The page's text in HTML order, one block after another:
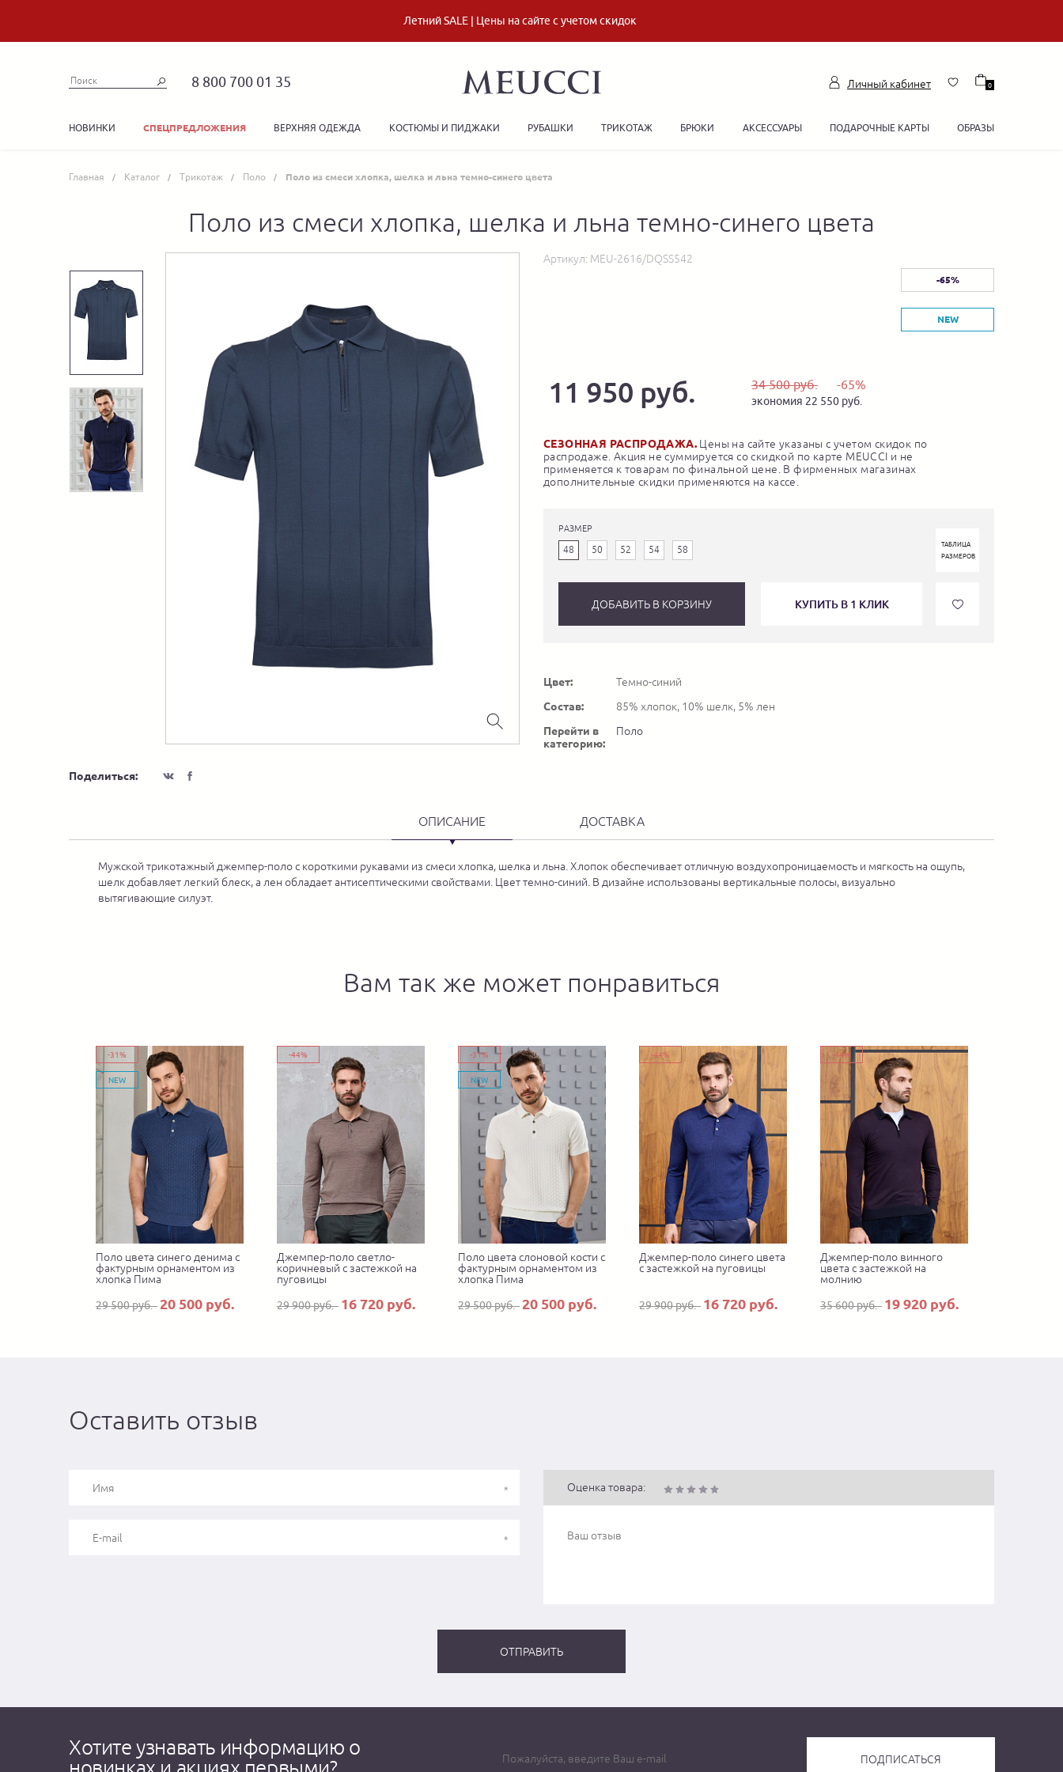
Летний SALE | Цены на сайте с учетом скидок
8 800 700 01 35 Личный кабинет 0
НОВИНКИ СПЕЦПРЕДЛОЖЕНИЯ ВЕРХНЯЯ ОДЕЖДА КОСТЮМЫ И ПИДЖАКИ РУБАШКИ ТРИКОТАЖ БРЮКИ АКСЕССУАРЫ ПОДАРОЧНЫЕ КАРТЫ ОБРАЗЫ
Главная Каталог Трикотаж Поло Поло из смеси хлопка, шелка и льна темно-синего цвета
Поло из смеси хлопка, шелка и льна темно-синего цвета
Поделиться:
Артикул: MEU-2616/DQSS542
-65%
NEW
11 950 руб. 34 500 руб. -65%
экономия 22 550 руб.
СЕЗОННАЯ РАСПРОДАЖА. Цены на сайте указаны с учетом скидок по
распродаже. Акция не суммируется со скидкой по карте MEUCCI и не
применяется к товарам по финальной цене. В фирменных магазинах
дополнительные скидки применяются на кассе.
РАЗМЕР
48 50 52 54 58
ТАБЛИЦА
РАЗМЕРОВ
ДОБАВИТЬ В КОРЗИНУ КУПИТЬ В 1 КЛИК
Цвет:
Темно-синий
Состав:
85% хлопок, 10% шелк, 5% лен
Перейти в
категорию:
Поло
ОПИСАНИЕ ДОСТАВКА
Мужской трикотажный джемпер-поло с короткими рукавами из смеси хлопка, шелка и льна. Хлопок обеспечивает отличную воздухопроницаемость и мягкость на ощупь,
шелк добавляет легкий блеск, а лен обладает антисептическими свойствами. Цвет темно-синий. В дизайне использованы вертикальные полосы, визуально
вытягивающие силуэт.
Вам так же может понравиться
-31%
NEW
Поло цвета синего денима с
фактурным орнаментом из
хлопка Пима
29 500 руб. 20 500 руб.
-44%
Джемпер-поло светло-
коричневый с застежкой на
пуговицы
29 900 руб. 16 720 руб.
-31%
NEW
Поло цвета слоновой кости с
фактурным орнаментом из
хлопка Пима
29 500 руб. 20 500 руб.
-44%
Джемпер-поло синего цвета
с застежкой на пуговицы
29 900 руб. 16 720 руб.
-44%
Джемпер-поло винного
цвета с застежкой на
молнию
35 600 руб. 19 920 руб.
Оставить отзыв
Оценка товара:
Хотите узнавать информацию о